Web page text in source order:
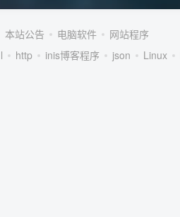
本站公告 电脑软件
网站程序
http inis博客程序 json Linux